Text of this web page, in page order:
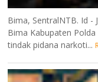
Bima, SentralNTB. Id -
Bima Kabupaten
tindak pidana narkoti...